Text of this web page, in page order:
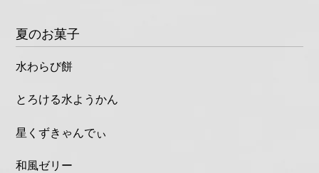
夏のお菓子
水わらび餅
とろける水ようかん
星くずきゃんでぃ
和風ゼリー